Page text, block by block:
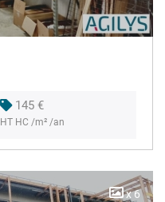
145 €
HT HC /m² /an
x 6